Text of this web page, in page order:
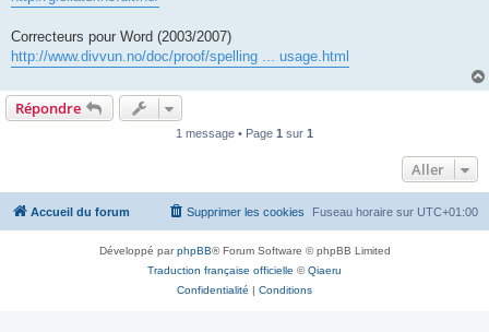
s
g
e
Correcteurs pour Word (2003/2007)
http://www.divvun.no/doc/proof/spelling ... usage.html
Répondre
1 message • Page 1 sur 1
Aller
Accueil du forum Fuseau horaire sur UTC+01:00
Supprimer les cookies
Développé parphpBB® Forum Software © phpBB Limited
Traduction française officielle ©Qiaeru
Confidentialité | Conditions